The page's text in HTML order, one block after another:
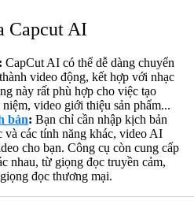
Capcut AI
CapCut AI có thể dễ dàng chuyển
video động, kết hợp với nhạc
này rất phù hợp cho việc tạo
video giới thiệu sản phẩm...
bản: Bạn chỉ cần nhập kịch bản
và các tính năng khác, video AI
cho bạn. Công cụ còn cung cấp
nhau, từ giọng đọc truyền cảm,
đọc thương mại.